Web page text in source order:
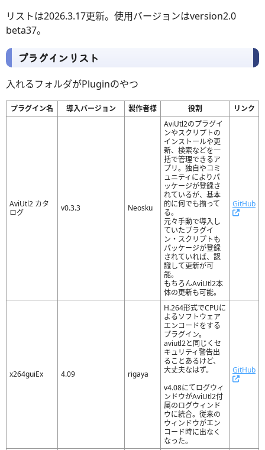
リストは2026.3.17更新。使用バージョンはversion2.0
beta37。
プラグインリスト
入れるフォルダがPluginのやつ
プラグイン名 導入バージョン 製作者様 役割 リンク
AviUtl2 カタ
ログ
v0.3.3 Neosku
AviUtl2のプラグイ
ンやスクリプトの
インストールや更
新、検索などを一
括で管理できるア
プリ。独自やコミ
ュニティによりパ
ッケージが登録さ
れているが、基本
的に何でも揃って
る。
元々手動で導入し
ていたプラグイ
ン・スクリプトも
パッケージが登録
されていれば、認
識して更新が可
能。
もちろんAviUtl2本
体の更新も可能。
GitHub
x264guiEx 4.09 rigaya
H.264形式でCPUに
よるソフトウェア
エンコードをする
プラグイン。
aviutl2と同じくセ
キュリティ警告出
ることあるけど、
大丈夫なはず。
v4.08にてログウィ
ンドウがAviUtl2付
属のログウィンド
ウに統合。従来の
ウィンドウがエン
コード時に出なく
なった。
GitHub